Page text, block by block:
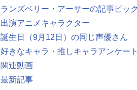
ランズベリー・アーサーの記事ピッ
出演アニメキャラクター
誕生日（9月12日）の同じ声優さん
好きなキャラ・推しキャラアンケー
関連動画
最新記事